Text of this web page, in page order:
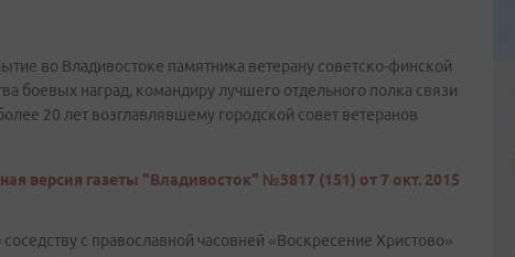
во Владивостоке памятника ветерану советско-финской
боевых наград, командиру лучшего отдельного полка связи
20 лет возглавлявшему городской совет ветеранов
версия газеты "Владивосток" №3817 (151) от 7 окт. 2015
с православной часовней «Воскресение Христово»